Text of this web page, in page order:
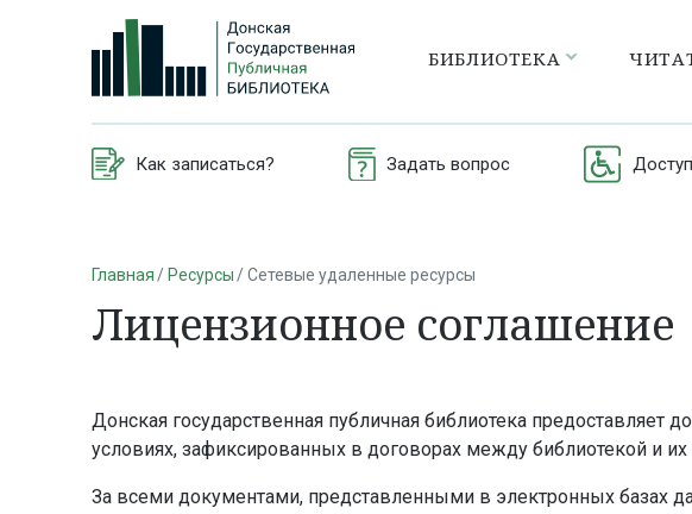
БИБЛИОТЕКА
Как записаться? Задать вопрос
Главная Ресурсы Сетевые удаленные ресурсы
Лицензионное соглашение
Донская государственная публичная библиотека предоставляет
условиях, зафиксированных в договорах между библиотекой и их
За всеми документами, представленными в электронных базах